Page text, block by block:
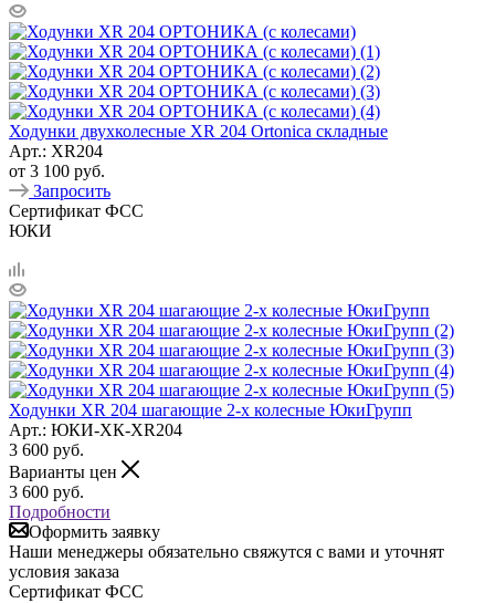
Ходунки двухколесные XR 204 Ortonica складные
Арт.: XR204
от 3 100 руб.
Запросить
Сертификат ФСС
ЮКИ
Ходунки XR 204 шагающие 2-х колесные ЮкиГрупп
Арт.: ЮКИ-ХК-XR204
3 600 руб.
Варианты цен
3 600 руб.
Подробности
Оформить заявку
Наши менеджеры обязательно свяжутся с вами и уточнят
условия заказа
Сертификат ФСС